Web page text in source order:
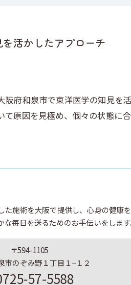
活かしたアプローチ
府和泉市で東洋医学の知見を
原因を見極め、個々の状態に
施術を大阪で提供し、心身の健康
毎日を送るためのお手伝いをします
〒594-1105
市のぞみ野１丁目１−１２
57-5588